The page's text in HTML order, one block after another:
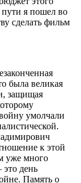
я пошел во
сделать фильм
была великая
защищая
умолчали
к этой
уже много
это день
Память о